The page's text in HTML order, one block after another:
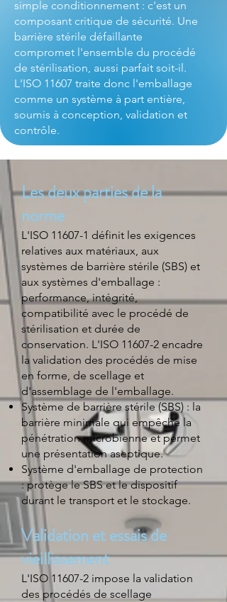
simple conditionnement : c'est un
composant critique de sécurité. Une
barrière stérile défaillante
compromet l'ensemble du procédé
de stérilisation, aussi parfait soit-il.
L'ISO 11607 traite donc l'emballage
comme un système à part entière,
soumis à conception, validation et
contrôle.
Les deux parties de la
norme
L'ISO 11607-1 définit les exigences
relatives aux matériaux, aux
systèmes de barrière stérile (SBS) et
aux systèmes d'emballage :
performance, intégrité,
compatibilité avec le procédé de
stérilisation et durée de
conservation. L'ISO 11607-2 encadre
la validation des procédés de mise
en forme, de scellage et
d'assemblage de l'emballage.
Système de barrière stérile (SBS) : la
barrière minimale qui empêche la
pénétration microbienne et permet
une présentation aseptique.
Système d'emballage de protection
: protège le SBS et le dispositif
durant le transport et le stockage.
Validation et essais de
vieillissement
L'ISO 11607-2 impose la validation
des procédés de scellage